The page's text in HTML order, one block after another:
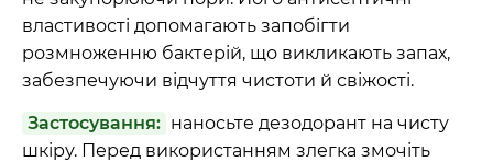
властивості допомагають запобігти
розмноженню бактерій, що викликають запах,
забезпечуючи відчуття чистоти й свіжості.
Застосування: наносьте дезодорант на чисту
шкіру. Перед використанням злегка змочіть